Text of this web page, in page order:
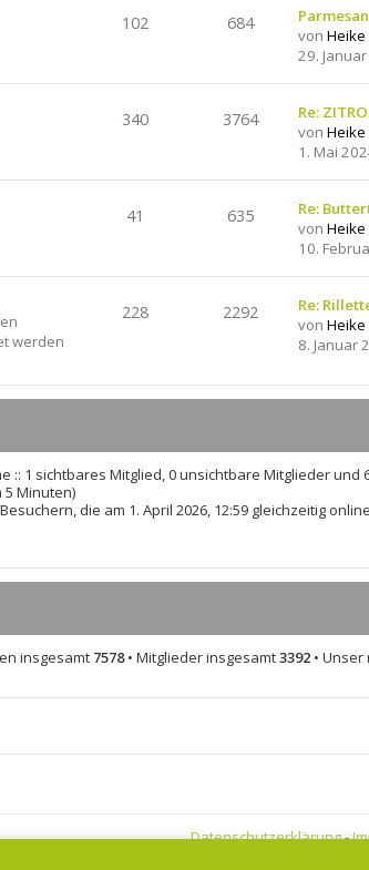
102 684
von Heike
29.
340 3764
Re:
von Heike
1. Mai
41 635
Re:
von Heike
10.
werden
228 2292
Re:
von Heike
8. Januar
:: 1 sichtbares Mitglied, 0 unsichtbare Mitglieder und
Minuten)
die am 1. April 2026, 12:59 gleichzeitig
insgesamt 7578• Mitglieder insgesamt3392 •
Datenschutzerklärung-